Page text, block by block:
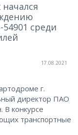
среди
17.08.2021
г.
директор ПАО
В конкурсе
транспортные